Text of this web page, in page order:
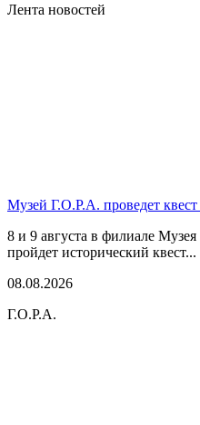
Лента новостей
Музей Г.О.Р.А. проведет
8 и 9 августа в филиале
пройдет исторический квест...
08.08.2026
Г.О.Р.А.